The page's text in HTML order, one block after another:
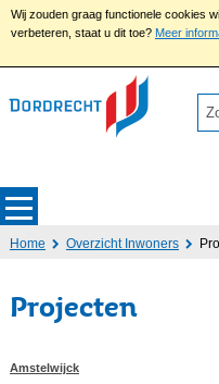
Wij zouden graag functionele cookies
verbeteren, staat u dit toe? Meer
Home Overzicht Inwoners
Projecten
Amstelwijck